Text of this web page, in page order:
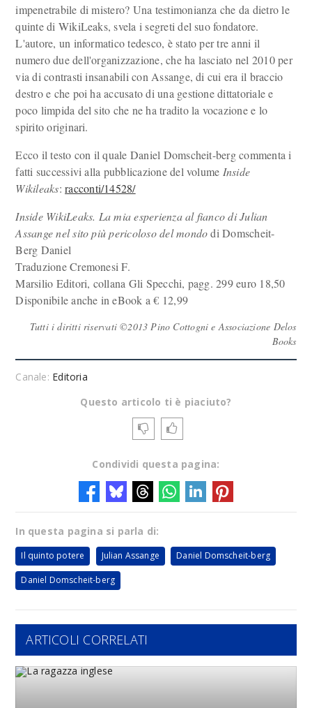
impenetrabile di mistero? Una testimonianza che da dietro le
quinte di WikiLeaks, svela i segreti del suo fondatore.
L'autore, un informatico tedesco, è stato per tre anni il
numero due dell'organizzazione, che ha lasciato nel 2010 per
via di contrasti insanabili con Assange, di cui era il braccio
destro e che poi ha accusato di una gestione dittatoriale e
poco limpida del sito che ne ha tradito la vocazione e lo
spirito originari.
Ecco il testo con il quale Daniel Domscheit-berg commenta i
fatti successivi alla pubblicazione del volume Inside
Wikileaks:racconti/14528/
Inside WikiLeaks. La mia esperienza al fianco di Julian
Assange nel sito più pericoloso del mondodi Domscheit-
Berg Daniel
Traduzione Cremonesi F.
Marsilio Editori, collana Gli Specchi, pagg. 299 euro 18,50
Disponibile anche in eBook a € 12,99
Tutti i diritti riservati ©2013 Pino Cottogni e Associazione Delos
Books
Canale: Editoria
Questo articolo ti è piaciuto?
Condividi questa pagina:
In questa pagina si parla di:
Il quinto potere Julian Assange Daniel Domscheit-berg
Daniel Domscheit-berg
ARTICOLI CORRELATI